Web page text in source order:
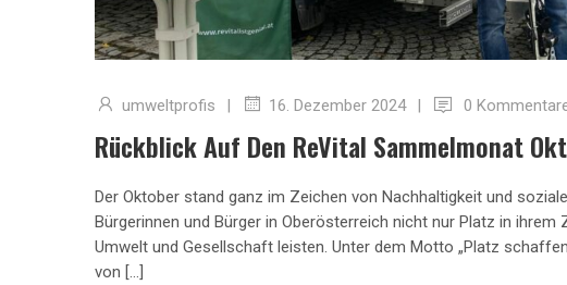
umweltprofis | 16. Dezember 2024 | 0
Rückblick Auf Den ReVital Sammelmonat
Der Oktober stand ganz im Zeichen von Nachhaltigkeit und
Bürgerinnen und Bürger in Oberösterreich nicht nur Platz in
Umwelt und Gesellschaft leisten. Unter dem Motto „Platz
von […]